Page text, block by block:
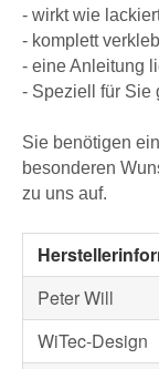
- wirkt wie
- komplett
- eine Anleitung
- Speziell für Sie
Sie benötigen
besonderen
zu uns auf.
Peter Will
WiTec-Design